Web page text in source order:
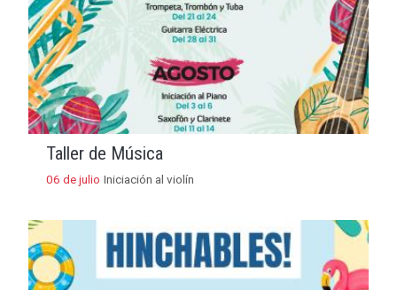
Taller de Música
06 de julio Iniciación al violín